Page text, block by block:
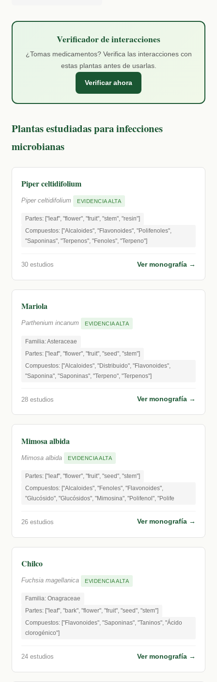
Verificador de interacciones
¿Tomas medicamentos? Verifica las interacciones con
estas plantas antes de usarlas.
Verificar ahora
Plantas estudiadas para infecciones
microbianas
Piper celtidifolium
Piper celtidifolium EVIDENCIA ALTA
Partes: ["leaf", "flower", "fruit", "stem", "resin"]
Compuestos: ["Alcaloides", "Flavonoides", "Polifenoles",
"Saponinas", "Terpenos", "Fenoles", "Terpeno"]
30 estudios Ver monografía →
Mariola
Parthenium incanum EVIDENCIA ALTA
Familia: Asteraceae
Partes: ["leaf", "flower", "fruit", "seed", "stem"]
Compuestos: ["Alcaloides", "Distribuido", "Flavonoides",
"Saponina", "Saponinas", "Terpeno", "Terpenos"]
28 estudios Ver monografía →
Mimosa albida
Mimosa albida EVIDENCIA ALTA
Partes: ["leaf", "flower", "fruit", "seed", "stem"]
Compuestos: ["Alcaloides", "Fenoles", "Flavonoides",
"Glucósido", "Glucósidos", "Mimosina", "Polifenol", "Polife
26 estudios Ver monografía →
Chilco
Fuchsia magellanica EVIDENCIA ALTA
Familia: Onagraceae
Partes: ["leaf", "bark", "flower", "fruit", "seed", "stem"]
Compuestos: ["Flavonoides", "Saponinas", "Taninos", "Ácido
clorogénico"]
24 estudios Ver monografía →